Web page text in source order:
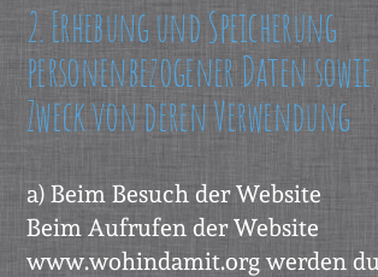
2. Erhebung und Speicherung
personenbezogener Daten
Zweck von deren Verwendung
a) Beim Besuch der Website
Beim Aufrufen der Website
www.wohindamit.org werden